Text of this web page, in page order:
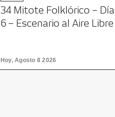
34 Mitote Folklórico – Día
6 – Escenario al Aire Libre
Hoy, Agosto 8 2026